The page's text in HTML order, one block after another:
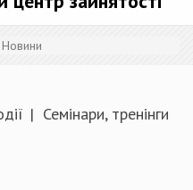
Новини
Семінари, тренінги